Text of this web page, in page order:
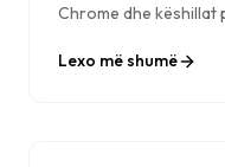
Chrome dhe këshillat
strategjitë e
Lexo më shumë